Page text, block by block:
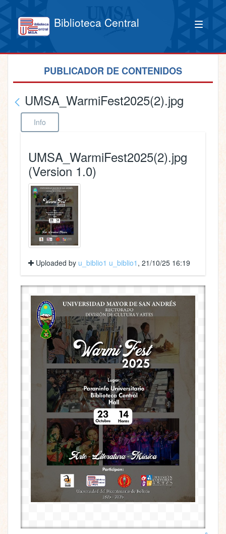
Biblioteca Central
PUBLICADOR DE CONTENIDOS
UMSA_WarmiFest2025(2).jpg
Info
UMSA_WarmiFest2025(2).jpg
(Version 1.0)
Uploaded by u_biblio1 u_biblio1 , 21/10/25 16:19